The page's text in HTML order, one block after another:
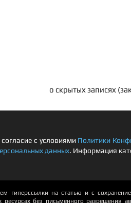
о скрытых записях
с условиями Политики
данных. Информация
гиперссылки на статью и с
без письменного разрешения